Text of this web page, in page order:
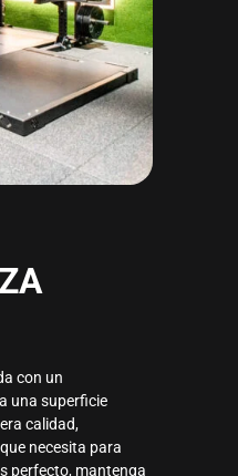
con un
una superficie
calidad,
necesita para
perfecto, mantenga